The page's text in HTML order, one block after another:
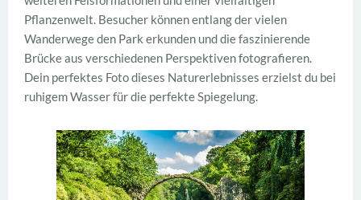
Pflanzenwelt. Besucher können entlang der vielen
Wanderwege den Park erkunden und die faszinierende
Brücke aus verschiedenen Perspektiven fotografieren.
Dein perfektes Foto dieses Naturerlebnisses erzielst du bei
ruhigem Wasser für die perfekte Spiegelung.